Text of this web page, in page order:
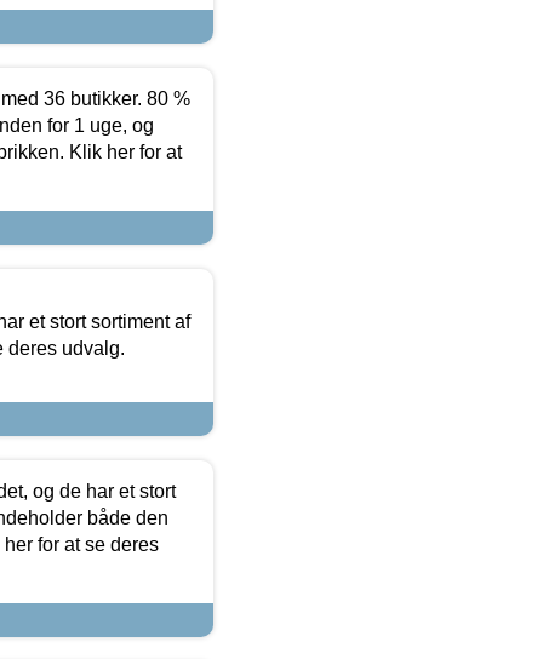
36 butikker. 80 %
for 1 uge, og
Klik her for at
et stort sortiment af
deres udvalg.
og de har et stort
både den
for at se deres